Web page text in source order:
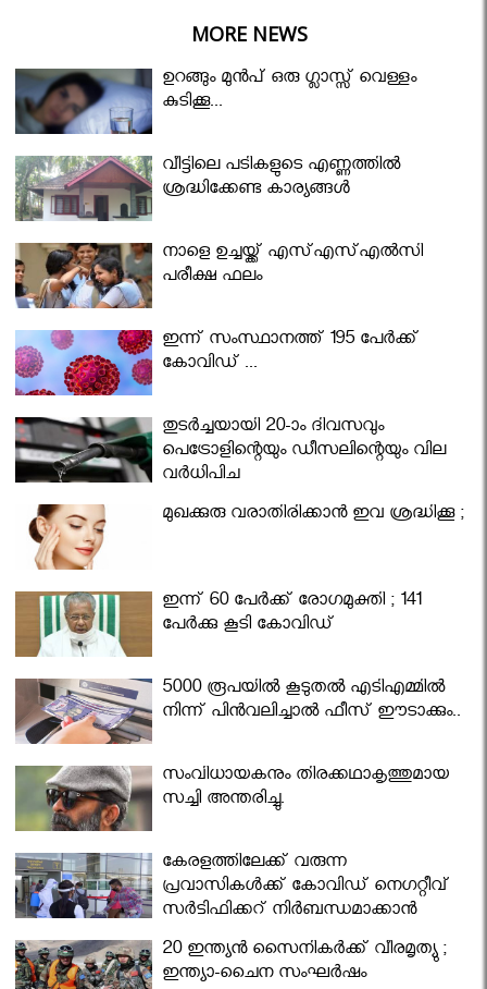
MORE NEWS
ഉറങ്ങും മുന്‍പ് ഒരു ഗ്ലാസ്സ് വെള്ളം
കുടിക്കൂ...
വീട്ടിലെ പടികളുടെ എണ്ണത്തിൽ
ശ്രദ്ധിക്കേണ്ട കാര്യങ്ങൾ
നാളെ ഉച്ചയ്ക്ക് എസ്എസ്എല്‍സി
പരീക്ഷ ഫലം
ഇന്ന് സംസ്ഥാനത്ത് 195 പേര്‍ക്ക്
കോവിഡ് ...
തുടർച്ചയായി 20-ാം ദിവസവും
പെട്രോളിന്റെയും ഡീസലിന്റെയും വില
വര്‍ധിപ്പിച്ചു
മുഖക്കുരു വരാതിരിക്കാന്‍ ഇവ ശ്രദ്ധിക്കൂ ;
ഇന്ന് 60 പേർക്ക് രോഗമുക്തി ; 141
പേര്‍ക്കു കൂടി കോവിഡ്
5000 രൂപയിൽ കൂടുതൽ എടിഎമ്മിൽ
നിന്ന് പിൻവലിച്ചാൽ ഫീസ് ഈടാക്കും..
സംവിധായകനും തിരക്കഥാകൃത്തുമായ
സച്ചി അന്തരിച്ചു.
കേരളത്തിലേക്ക് വരുന്ന
പ്രവാസികള്‍ക്ക് കോവിഡ് നെഗറ്റീവ്
സര്‍ട്ടിഫിക്കറ്റ് നിർബന്ധമാക്കാൻ
മന്ത്രിസഭ
20 ഇന്ത്യൻ സൈനികർക്ക് വീരമൃത്യു ;
ഇന്ത്യാ-ചൈന സംഘർഷം